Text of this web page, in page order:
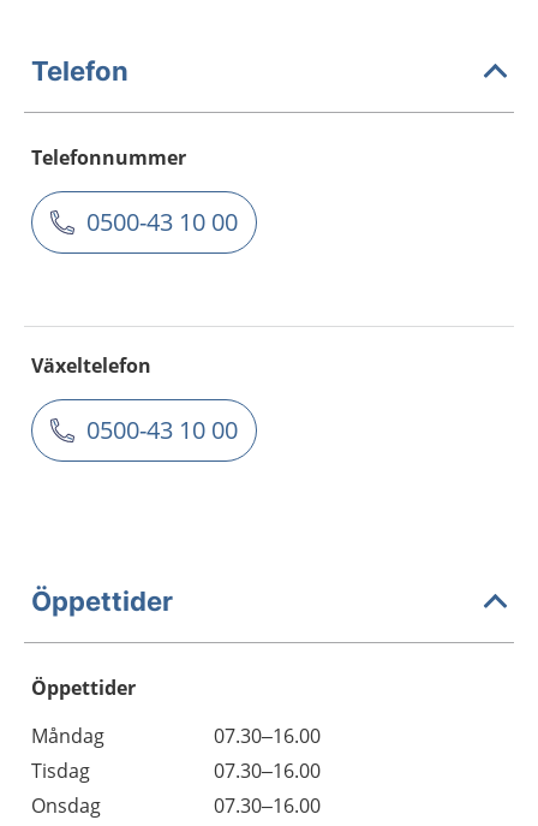
Telefon
Telefonnummer
0500-43 10 00
Växeltelefon
0500-43 10 00
Öppettider
Öppettider
Dag
Öppettider
Kommentarer
Måndag
07.30–16.00
Tisdag
07.30–16.00
Onsdag
07.30–16.00